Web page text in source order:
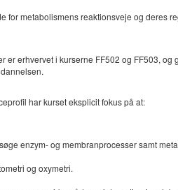
for metabolismens reaktionsveje og deres
er erhvervet i kurserne FF502 og FF503,
har kurset eksplicit fokus på at:
enzym- og membranprocesser samt
og oxymetri.